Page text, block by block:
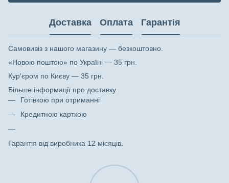
Доставка Оплата Гарантія
Самовивіз з нашого магазину — безкоштовно.
«Новою поштою» по Україні — 35 грн.
Кур'єром по Києву — 35 грн.
Більше інформації про доставку
Готівкою при отриманні
Кредитною карткою
Гарантія від виробника 12 місяців.